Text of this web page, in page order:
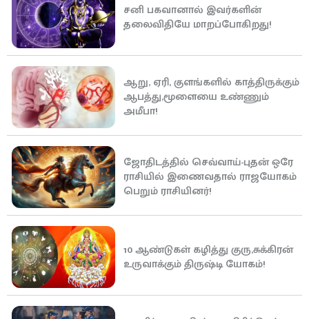
சனி பகவானால் இவர்களின்
தலைவிதியே மாறப்போகிறது!
ஆறு, ஏரி, குளங்களில் காத்திருக்கும்
ஆபத்து,மூளையை உண்ணும்
அமீபா!
ஜோதிடத்தில் செவ்வாய்-புதன் ஒரே
ராசியில் இணைவதால் ராஜயோகம்
பெறும் ராசியினர்!
10 ஆண்டுகள் கழித்து குரு,சுக்கிரன்
உருவாக்கும் திருஷ்டி யோகம்!